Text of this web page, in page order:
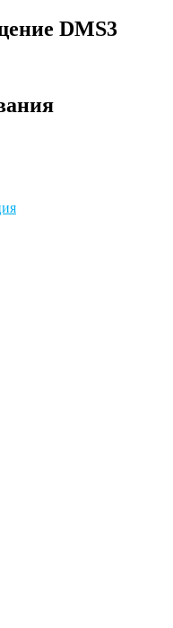
DMS3